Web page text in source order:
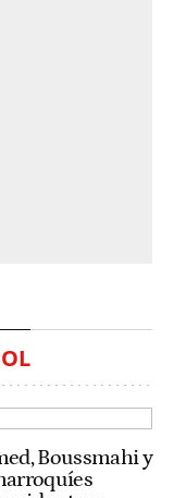
Boussmahi y